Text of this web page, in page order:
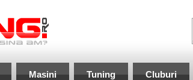
Masini Tuning Cluburi